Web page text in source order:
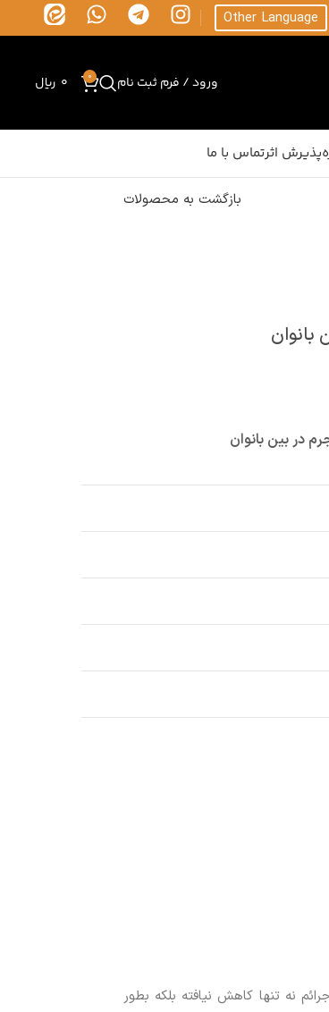
Other Language
ورود / فرم ثبت نام 0 ریال 0
پذیرش اثرتماس با ما
بازگشت به محصولات
بانوان
در بین بانوان
نه تنها کاهش نیافته بلکه بطور